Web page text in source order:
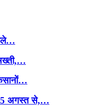
5 अगस्त से,…